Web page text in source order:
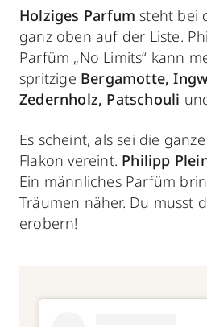
Holziges Parfum steht bei
ganz oben auf der Liste.
Parfüm „No Limits“ kann
spritzige Bergamotte,
Zedernholz, Patschouli
Es scheint, als sei die
Flakon vereint. Philipp
Ein männliches Parfüm
Träumen näher. Du musst
erobern!